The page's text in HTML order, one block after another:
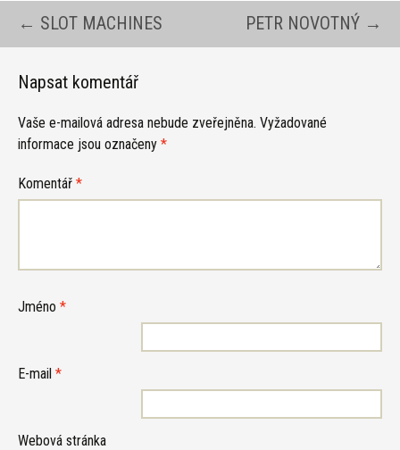
Navigace
pro
příspěvky
← SLOT MACHINES PETR NOVOTNÝ →
Napsat komentář
Vaše e-mailová adresa nebude zveřejněna. Vyžadované
informace jsou označeny *
Komentář *
Jméno *
E-mail *
Webová stránka